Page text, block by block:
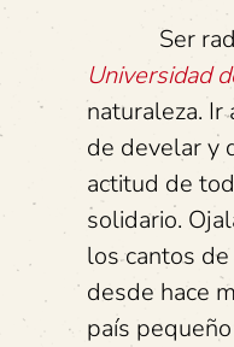
Ser
Universidad
naturaleza.
de develar y
actitud de
solidario.
los cantos
desde hace
país